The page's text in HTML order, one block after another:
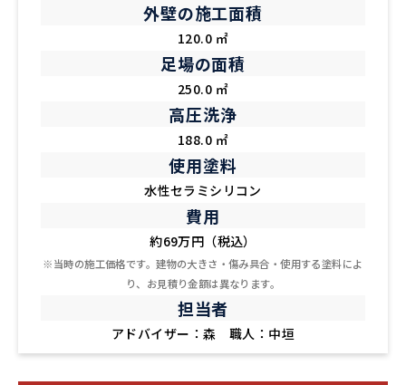
外壁の施工面積
120.0 ㎡
足場の面積
250.0 ㎡
高圧洗浄
188.0 ㎡
使用塗料
水性セラミシリコン
費用
約69万円（税込）
※当時の施工価格です。建物の大きさ・傷み具合・使用する塗料によ
り、お見積り金額は異なります。
担当者
アドバイザー：森 職人：中垣